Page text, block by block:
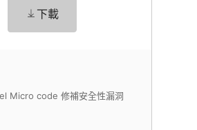
下載
Micro code 修補安全性漏洞